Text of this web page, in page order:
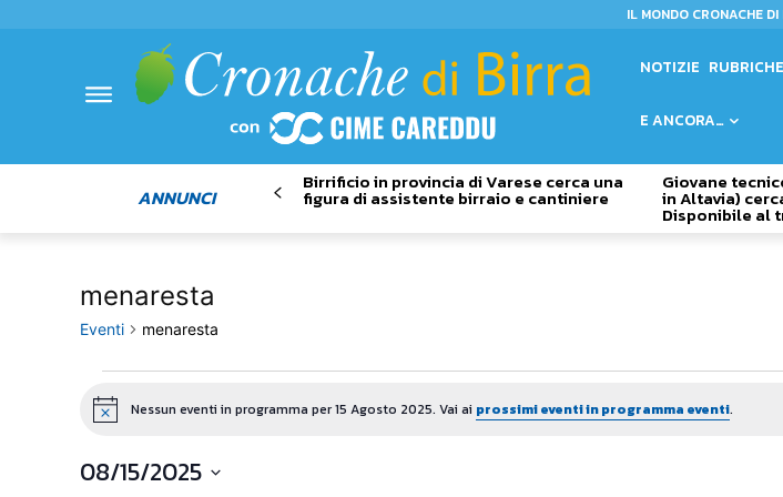
IL MONDO CRONACHE DI
NOTIZIE RUBRICHE
E ANCORA…
ANNUNCI
Birrificio in provincia di Varese cerca una
figura di assistente birraio e cantiniere
Giovane
in Altavia)
Disponibile al
menaresta
Eventi menaresta
Eventi
for
15
NoticeNessun eventi in programma per 15 Agosto 2025. Vai ai prossimi eventi in programma eventi.
08/15/2025